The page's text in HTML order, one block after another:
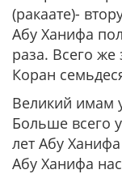
(ракаате)-
Абу Ханифа
раза. Всего
Коран
Великий имам
Больше всего
лет Абу
Абу Ханифа